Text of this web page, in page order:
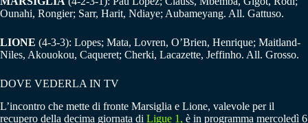
Ounahi, Rongier; Sarr, Harit, Ndiaye; Aubameyang. All. Gattuso.
LIONE (4-3-3): Lopes; Mata, Lovren, O’Brien, Henrique; Maitland-
Niles, Akouokou, Caqueret; Cherki, Lacazette, Jeffinho. All. Grosso.
DOVE VEDERLA IN TV
L’incontro che mette di fronte Marsiglia e Lione, valevole per il
recupero della decima giornata di Ligue 1, è in programma mercoledì 6